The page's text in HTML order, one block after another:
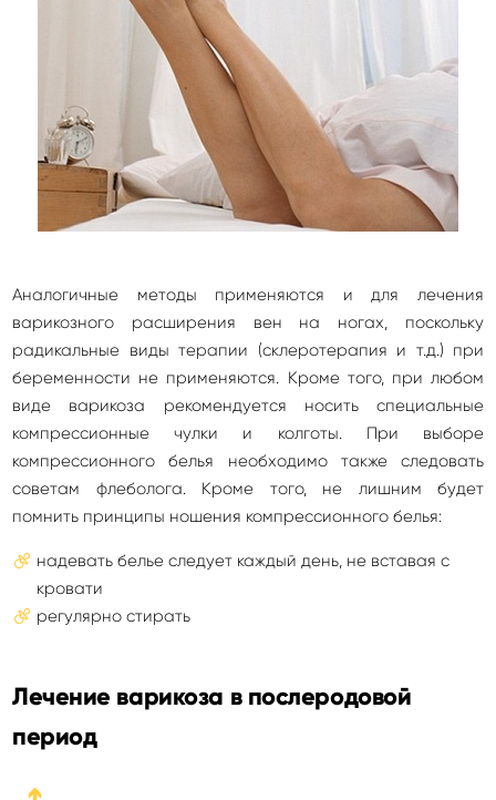
Аналогичные методы применяются и для лечения
варикозного расширения вен на ногах, поскольку
радикальные виды терапии (склеротерапия и т.д.) при
беременности не применяются. Кроме того, при любом
виде варикоза рекомендуется носить специальные
компрессионные чулки и колготы. При выборе
компрессионного белья необходимо также следовать
советам флеболога. Кроме того, не лишним будет
помнить принципы ношения компрессионного белья:
надевать белье следует каждый день, не вставая с
кровати
регулярно стирать
Лечение варикоза в послеродовой
период